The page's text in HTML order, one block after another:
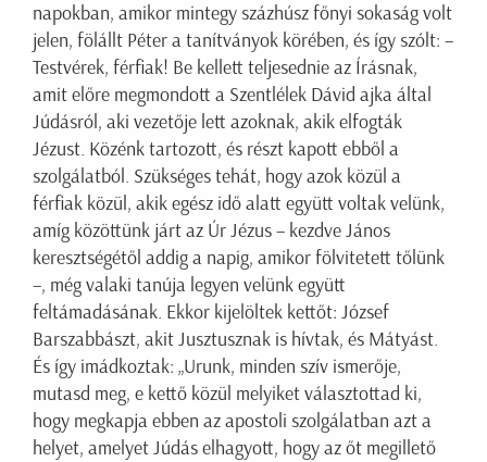
napokban, amikor mintegy százhúsz főnyi sokaság volt
jelen, fölállt Péter a tanítványok körében, és így szólt: –
Testvérek, férfiak! Be kellett teljesednie az Írásnak,
amit előre megmondott a Szentlélek Dávid ajka által
Júdásról, aki vezetője lett azoknak, akik elfogták
Jézust. Közénk tartozott, és részt kapott ebből a
szolgálatból. Szükséges tehát, hogy azok közül a
férfiak közül, akik egész idő alatt együtt voltak velünk,
amíg közöttünk járt az Úr Jézus – kezdve János
keresztségétől addig a napig, amikor fölvitetett tőlünk
–, még valaki tanúja legyen velünk együtt
feltámadásának. Ekkor kijelöltek kettőt: József
Barszabbászt, akit Jusztusznak is hívtak, és Mátyást.
És így imádkoztak: „Urunk, minden szív ismerője,
mutasd meg, e kettő közül melyiket választottad ki,
hogy megkapja ebben az apostoli szolgálatban azt a
helyet, amelyet Júdás elhagyott, hogy az őt megillető